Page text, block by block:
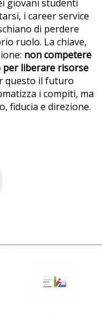
giovani studenti
i career service
di perdere
ruolo. La chiave,
non competere
per liberare risorse
questo il futuro
i compiti, ma
fiducia e direzione.